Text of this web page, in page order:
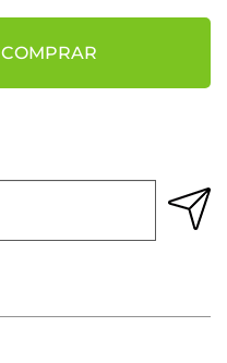
COMPRAR